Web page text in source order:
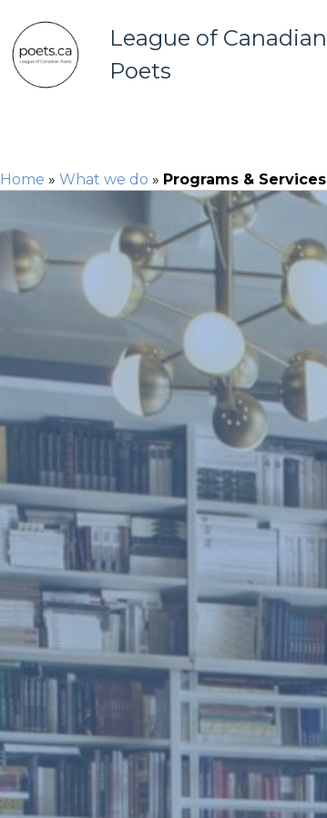
League of Canadian
Poets
Home » What we do » Programs & Services